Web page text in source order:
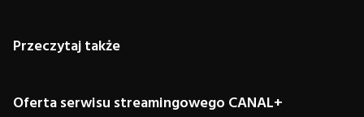
Przeczytaj także
Oferta serwisu streamingowego CANAL+